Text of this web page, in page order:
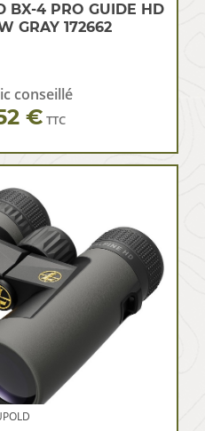
BX-4 PRO GUIDE HD
GRAY 172662
conseillé
€ TTC